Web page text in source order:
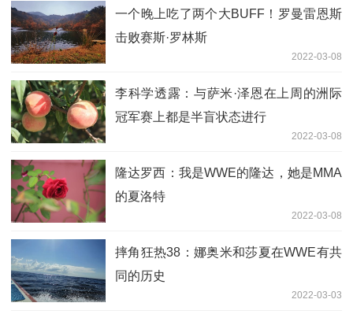
一个晚上吃了两个大BUFF！罗曼雷恩斯
击败赛斯·罗林斯
2022-03-08
李科学透露：与萨米·泽恩在上周的洲际
冠军赛上都是半盲状态进行
2022-03-08
隆达罗西：我是WWE的隆达，她是MMA
的夏洛特
2022-03-08
摔角狂热38：娜奥米和莎夏在WWE有共
同的历史
2022-03-03